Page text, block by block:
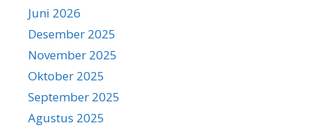
Juni 2026
Desember 2025
November 2025
Oktober 2025
September 2025
Agustus 2025